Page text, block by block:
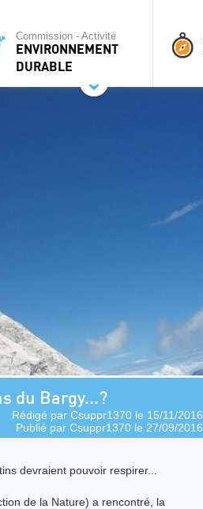
Commission - Activité
ENVIRONNEMENT
DURABLE
du Bargy...?
Rédigé par Csuppr1370 le 15/11/2016
Publié par Csuppr1370 le 27/09/2016
devraient pouvoir respirer...
de la Nature) a rencontré, la